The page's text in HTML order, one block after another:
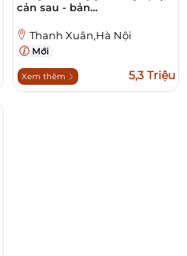
cản sau - bản...
Thanh Xuân,Hà Nội
Mới
Xem thêm 5,3 Triệu